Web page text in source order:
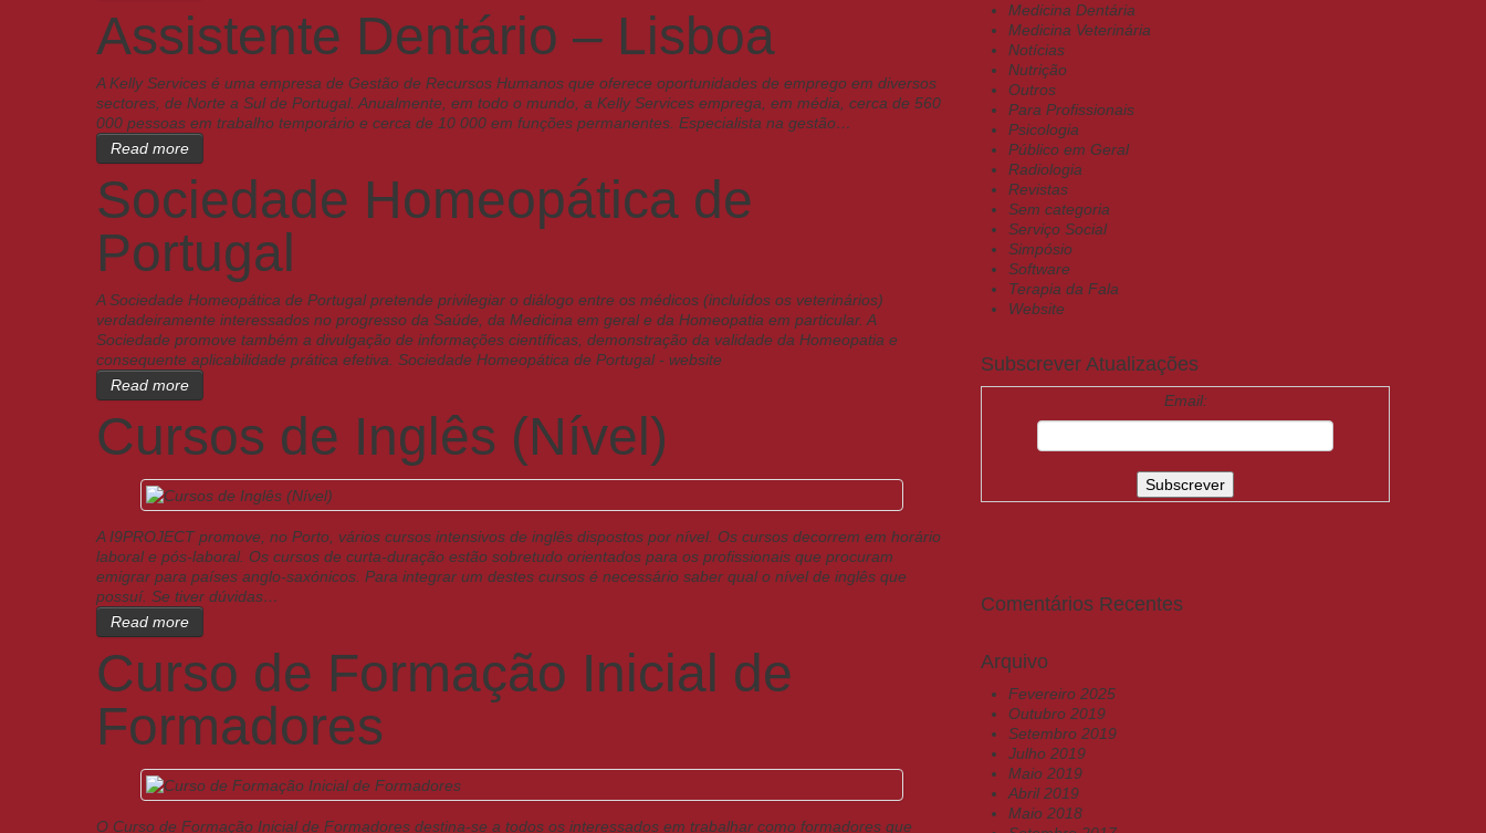
Assistente Dentário – Lisboa
A Kelly Services é uma empresa de Gestão de Recursos Humanos que oferece oportunidades de emprego em diversos
sectores, de Norte a Sul de Portugal. Anualmente, em todo o mundo, a Kelly Services emprega, em média, cerca de 560
000 pessoas em trabalho temporário e cerca de 10 000 em funções permanentes. Especialista na gestão…
Read more
Sociedade Homeopática de
Portugal
A Sociedade Homeopática de Portugal pretende privilegiar o diálogo entre os médicos (incluídos os veterinários)
verdadeiramente interessados no progresso da Saúde, da Medicina em geral e da Homeopatia em particular. A
Sociedade promove também a divulgação de informações científicas, demonstração da validade da Homeopatia e
consequente aplicabilidade prática efetiva. Sociedade Homeopática de Portugal - website
Read more
Cursos de Inglês (Nível)
A I9PROJECT promove, no Porto, vários cursos intensivos de inglês dispostos por nível. Os cursos decorrem em horário
laboral e pós-laboral. Os cursos de curta-duração estão sobretudo orientados para os profissionais que procuram
emigrar para países anglo-saxónicos. Para integrar um destes cursos é necessário saber qual o nível de inglês que
possuí. Se tiver dúvidas…
Read more
Curso de Formação Inicial de
Formadores
O Curso de Formação Inicial de Formadores destina-se a todos os interessados em trabalhar como formadores que
Medicina Dentária
Medicina Veterinária
Notícias
Nutrição
Outros
Para Profissionais
Psicologia
Público em Geral
Radiologia
Revistas
Sem categoria
Serviço Social
Simpósio
Software
Terapia da Fala
Website
Subscrever Atualizações
Email:
Comentários Recentes
Arquivo
Fevereiro 2025
Outubro 2019
Setembro 2019
Julho 2019
Maio 2019
Abril 2019
Maio 2018